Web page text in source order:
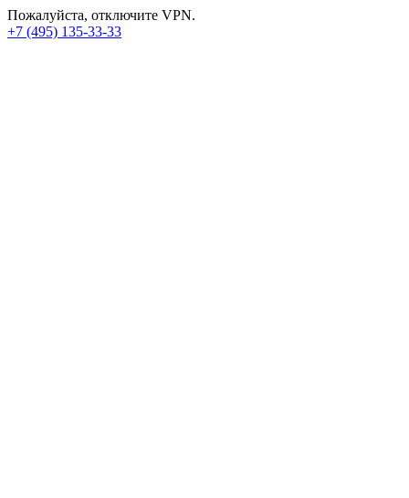
Пожалуйста, отключите VPN.
+7 (495) 135-33-33